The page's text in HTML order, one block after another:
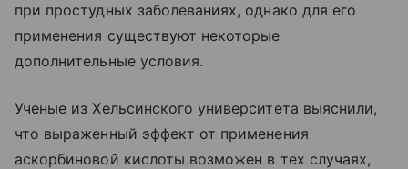
при простудных заболеваниях, однако для его
применения существуют некоторые
дополнительные условия.
Ученые из Хельсинского университета выяснили,
что выраженный эффект от применения
аскорбиновой кислоты возможен в тех случаях,